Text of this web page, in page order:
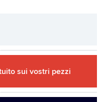
sui vostri pezzi